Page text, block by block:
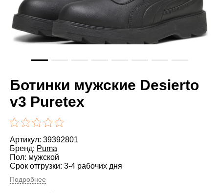
Ботинки мужские Desierto
v3 Puretex
Артикул: 39392801
Бренд: Puma
Пол: мужской
Срок отгрузки: 3-4 рабочих дня
Подробнее